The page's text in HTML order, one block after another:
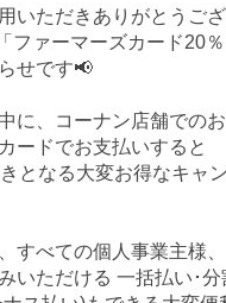
いただきありがとうご
ファーマーズカード20
せです📢
に、コーナン店舗での
ードでお支払いすると
となる大変お得なキャ
すべての個人事業主様
いただける 一括払い･分